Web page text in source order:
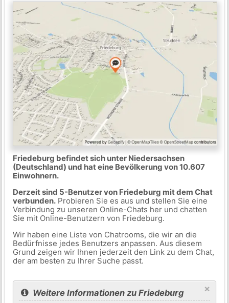
Friedeburg befindet sich unter Niedersachsen
(Deutschland) und hat eine Bevölkerung von 10.607
Einwohnern.
Derzeit sind 5-Benutzer von Friedeburg mit dem Chat
verbunden.Probieren Sie es aus und stellen Sie eine
Verbindung zu unseren Online-Chats her und chatten
Sie mit Online-Benutzern von Friedeburg.
Wir haben eine Liste von Chatrooms, die wir an die
Bedürfnisse jedes Benutzers anpassen. Aus diesem
Grund zeigen wir Ihnen jederzeit den Link zu dem Chat,
der am besten zu Ihrer Suche passt.
×
Weitere Informationen zu Friedeburg